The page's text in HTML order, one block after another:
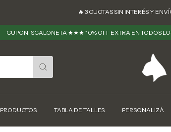
🔥 ㅤㅤ3 CUOTAS SIN INTERÉS Y
CUPON: SCALONETA ★★★ 10% OFF EXTRA EN TODOS
PRODUCTOS TABLA DE TALLES PERSONALIZÁ